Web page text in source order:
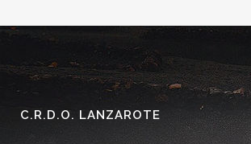
C.R.D.O. LANZAROTE